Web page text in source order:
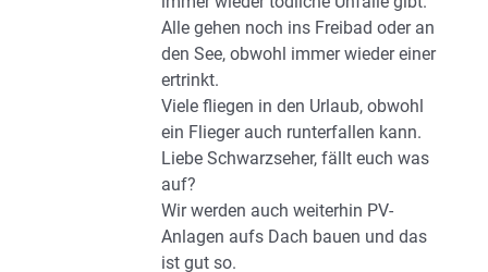
Alle gehen noch ins Freibad oder an
den See, obwohl immer wieder einer
ertrinkt.
Viele fliegen in den Urlaub, obwohl
ein Flieger auch runterfallen kann.
Liebe Schwarzseher, fällt euch was
auf?
Wir werden auch weiterhin PV-
Anlagen aufs Dach bauen und das
ist gut so.